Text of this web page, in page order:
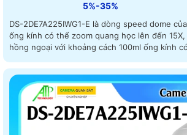
5%-35%
DS-2DE7A225IWG1-E là dòng speed dome
ống kính có thể zoom quang học lên đến
hồng ngoại với khoảng cách 100ml ống kính